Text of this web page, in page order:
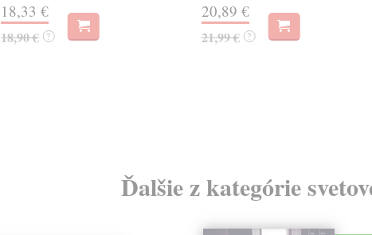
18,33 €
18,90 € ?
20,89 €
21,99 € ?
Ďalšie z kategórie